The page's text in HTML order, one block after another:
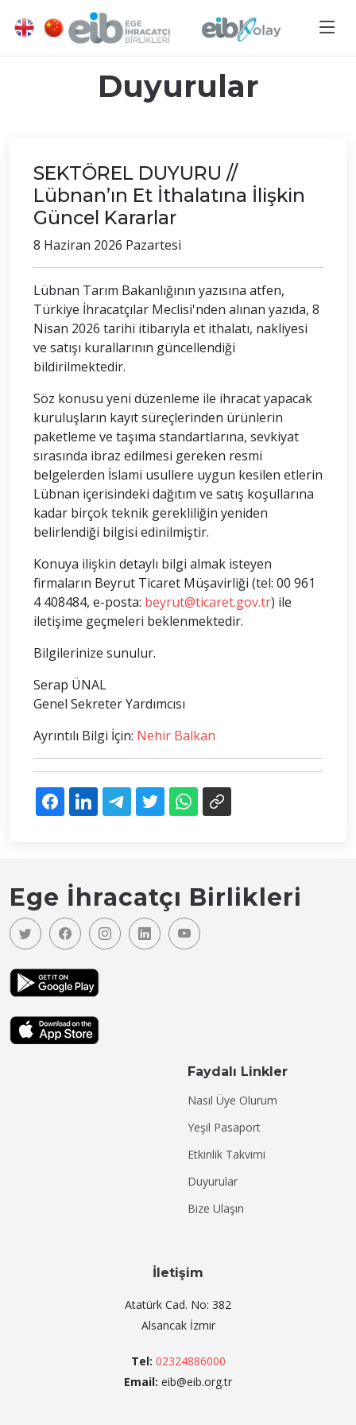
Duyurular
SEKTÖREL DUYURU //
Lübnan’ın Et İthalatına İlişkin
Güncel Kararlar
8 Haziran 2026 Pazartesi
Lübnan Tarım Bakanlığının yazısına atfen,
Türkiye İhracatçılar Meclisi'nden alınan yazıda, 8
Nisan 2026 tarihi itibarıyla et ithalatı, nakliyesi
ve satışı kurallarının güncellendiği
bildirilmektedir.
Söz konusu yeni düzenleme ile ihracat yapacak
kuruluşların kayıt süreçlerinden ürünlerin
paketleme ve taşıma standartlarına, sevkiyat
sırasında ibraz edilmesi gereken resmi
belgelerden İslami usullere uygun kesilen etlerin
Lübnan içerisindeki dağıtım ve satış koşullarına
kadar birçok teknik gerekliliğin yeniden
belirlendiği bilgisi edinilmiştir.
Konuya ilişkin detaylı bilgi almak isteyen
firmaların Beyrut Ticaret Müşavirliği (tel: 00 961
4 408484, e-posta: beyrut@ticaret.gov.tr) ile
iletişime geçmeleri beklenmektedir.
Bilgilerinize sunulur.
Serap ÜNAL
Genel Sekreter Yardımcısı
Ayrıntılı Bilgi İçin: Nehir Balkan
Ege İhracatçı Birlikleri
Faydalı Linkler
Nasıl Üye Olurum
Yeşil Pasaport
Etkinlik Takvimi
Duyurular
Bize Ulaşın
İletişim
Atatürk Cad. No: 382
Alsancak İzmir
Tel: 02324886000
Email: eib@eib.org.tr